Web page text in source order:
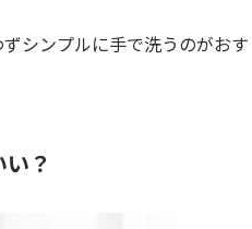
シンプルに手で洗うのがおす
？